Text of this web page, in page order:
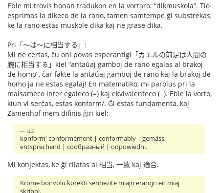
Eble mi trovis bonan tradukon en la vortaro: “dikmuskola”. Tio
esprimas la dikeco de la rano, tamen samtempe ĝi substrekas,
ke la rano estas muskole dika kaj ne grase dika.
Pri「〜は〜に相当する」:
Mi ne certas, ĉu oni povas esperantigi「カエルの前足は人間の
腕に相当する」kiel “antaŭaj gamboj de rano egalas al brakoj
de homo”, ĉar fakte la antaŭaj gamboj de rano kaj la brakoj de
homo ja ne estas egalaj! En matematiko, mi parolus pri la
malsameco inter egaleco (=) kaj ekvivalenteco (≡). Eble la vorto,
kiun vi serĉas, estas konform/. Ĝi estas fundamenta, kaj
Zamenhof mem difinis ĝin kiel:
LLZ:
konform' conformément | conformably | gemäss,
entsprechend | сообразный | odpowiedni.
Mi konjektas, ke ĝi rilatas al 相当, 一致 kaj 適合.
Krome bonvolu korekti senhezite miajn erarojn en miaj